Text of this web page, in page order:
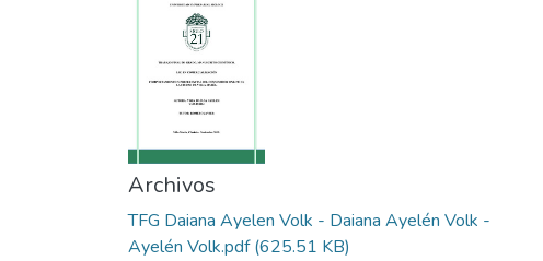
Archivos
TFG Daiana Ayelen Volk - Daiana Ayelén Volk -
Ayelén Volk.pdf(625.51 KB)